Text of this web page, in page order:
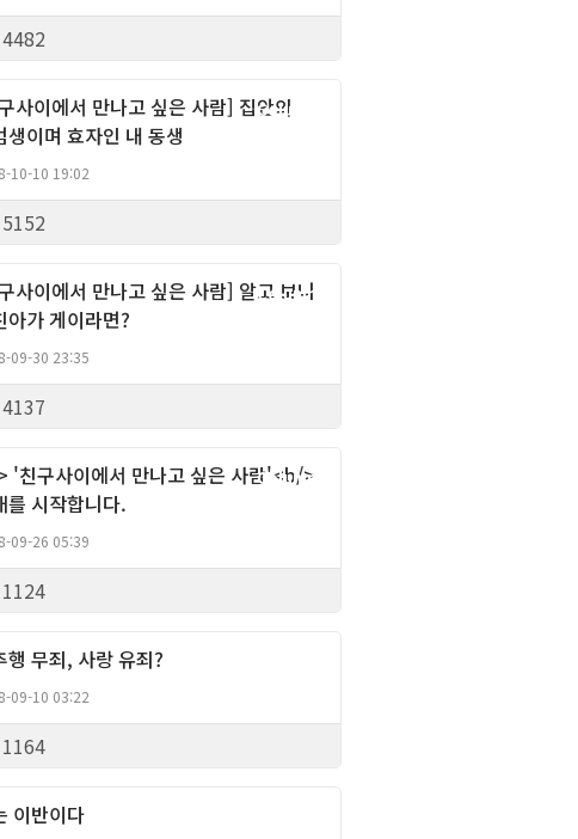
Column
사이에서 만나고 싶은 사람] 집안의
생이며 효자인 내 동생
10-10 19:02
Column
사이에서 만나고 싶은 사람] 알고 보니
아가 게이라면?
09-30 23:35
Column
'친구사이에서 만나고 싶은 사람'<b/>
를 시작합니다.
09-26 05:39
행 무죄, 사랑 유죄?
09-10 03:22
이반이다